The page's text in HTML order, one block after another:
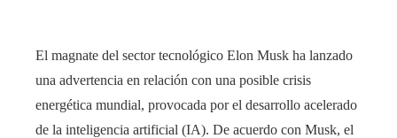
​El magnate del sector tecnológico Elon Musk ha lanzado
una advertencia en relación con una posible crisis
energética mundial, provocada por el desarrollo acelerado
de la inteligencia artificial (IA). De acuerdo con Musk, el